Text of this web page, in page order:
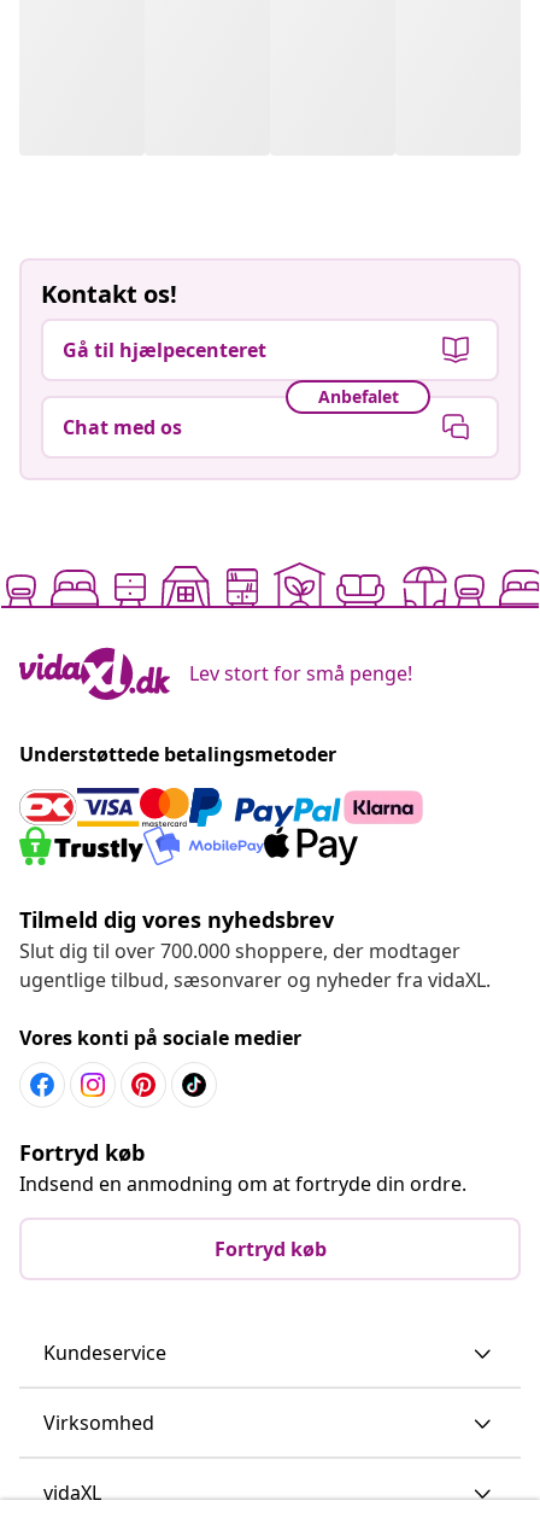
Lev stort for små penge!
Understøttede betalingsmetoder
Slut dig til over 700.000 shoppere, der modtager
ugentlige tilbud, sæsonvarer og nyheder fra vidaXL.
Vores konti på sociale medier
Fortryd køb
Fortryd køb
Kundeservice
Virksomhed
vidaXL
Opdag mere
Marketplace Europe B.V.